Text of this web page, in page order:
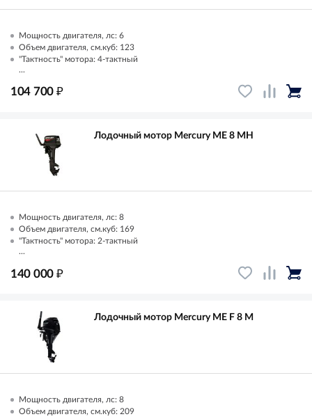
Мощность двигателя, лс: 6
Объем двигателя, см.куб: 123
"Тактность" мотора: 4-тактный
...
104 700 ₽
Лодочный мотор Mercury ME 8 MH
Мощность двигателя, лс: 8
Объем двигателя, см.куб: 169
"Тактность" мотора: 2-тактный
...
140 000 ₽
Лодочный мотор Mercury ME F 8 M
Мощность двигателя, лс: 8
Объем двигателя, см.куб: 209